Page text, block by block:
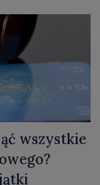
wszystkie